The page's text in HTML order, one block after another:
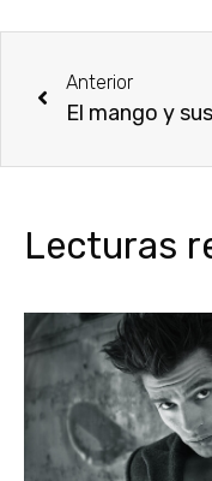
Anterior
El mango y
Lecturas